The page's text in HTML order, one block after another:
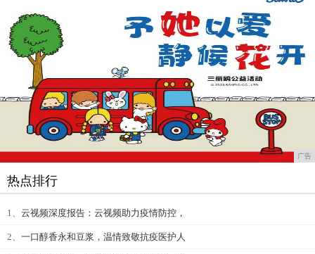
广告
热点排行
1、 云视频深度报告：云视频助力疫情防控，
2、 一口醇香永和豆浆，温情致敬抗疫医护人